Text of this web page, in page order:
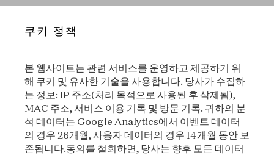
+971 4 451 3200
레꼴 노마딕 스쿨
서울 리옹
쿠키 정책
본 웹사이트는 관련 서비스를 운영하고 제공하기 위
해 쿠키 및 유사한 기술을 사용합니다. 당사가 수집하
는 정보: IP 주소(처리 목적으로 사용된 후 삭제됨),
MAC 주소, 서비스 이용 기록 및 방문 기록. 귀하의 분
석 데이터는 Google Analytics에서 이벤트 데이터
의 경우 26개월, 사용자 데이터의 경우 14개월 동안 보
존됩니다.동의를 철회하면, 당사는 향후 모든 데이터